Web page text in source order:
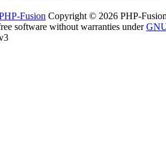
Fusion Copyright © 2026 PHP-
software without warranties under